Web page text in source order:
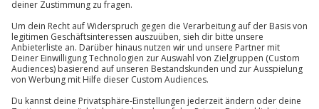
Kleiderordnung: dem Anlass entsprechend
Du erreichst uns telefonisch zu folgenden Zeiten,
außer an bundesweiten Feiertagen:
Mo-Fr: 8-20 Uhr | Sa: 10-16 Uhr
Du möchtest als Firma bestellen?